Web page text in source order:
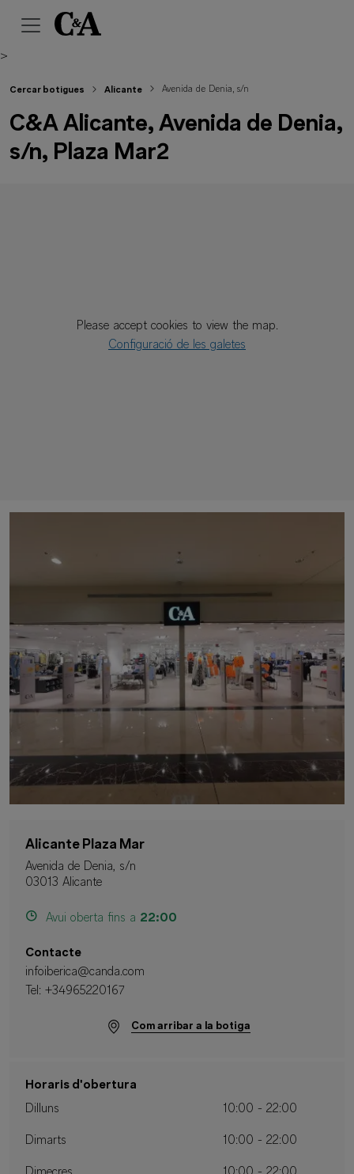
>
Please accept cookies to view the map.
Configuració de les galetes
Cercar botigues Alicante Avenida de Denia, s/n
C&A Alicante, Avenida de Denia,
s/n, Plaza Mar2
Alicante Plaza Mar
Avenida de Denia, s/n
03013 Alicante
Avui oberta fins a 22:00
Contacte
infoiberica@canda.com
Tel: +34965220167
Com arribar a la botiga
Horaris d'obertura
Dilluns
10:00 - 22:00
Dimarts 10:00 - 22:00